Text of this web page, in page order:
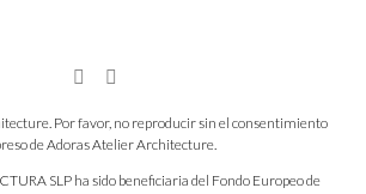
Por favor, no reproducir sin el consentimiento
de Adoras Atelier Architecture.
SLP ha sido beneficiaria del Fondo Europeo de